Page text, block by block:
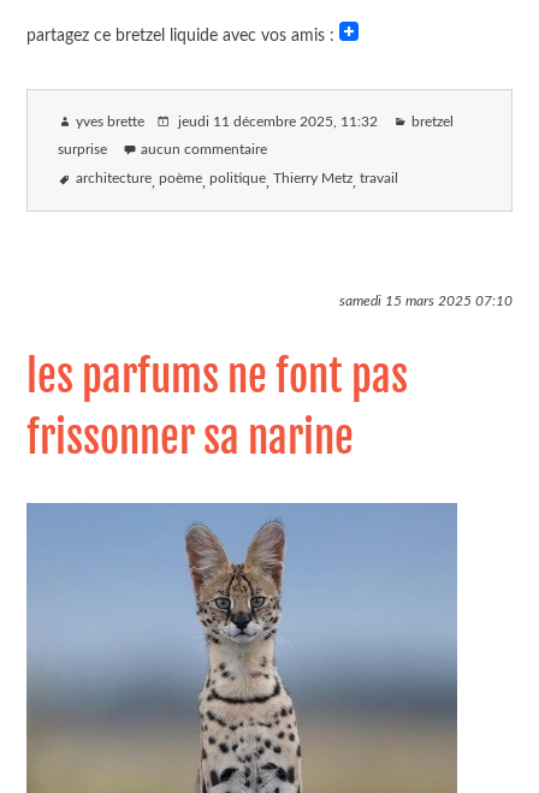
partagez ce bretzel liquide avec vos amis :
yves brette jeudi 11 décembre 2025 , 11:32 bretzel
surprise aucun commentaire
architecture poème politique Thierry Metz travail
samedi 15 mars 202507:10
les parfums ne font pas
frissonner sa narine